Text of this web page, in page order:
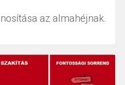
az almahéjnak.